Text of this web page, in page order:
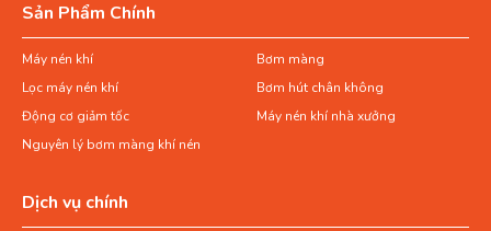
Sản Phẩm Chính
Máy nén khí
Bơm màng
Lọc máy nén khí
Bơm hút chân không
Động cơ giảm tốc
Máy nén khí nhà xưởng
Nguyên lý bơm màng khí nén
Dịch vụ chính